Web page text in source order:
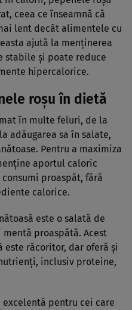
ceea ce înseamnă că
lent decât alimentele cu
ajută la menținerea
stabile și poate reduce
hipercalorice.
roșu în dietă
în multe feluri, de la
adăugarea sa în salate,
Pentru a maximiza
aportul caloric
proaspăt, fără
calorice.
este o salată de
mentă proaspătă. Acest
este răcoritor, dar oferă și
inclusiv proteine,
pentru cei care